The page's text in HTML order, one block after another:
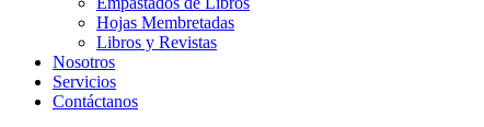
Hojas Membretadas
Libros y Revistas
Nosotros
Servicios
Contáctanos